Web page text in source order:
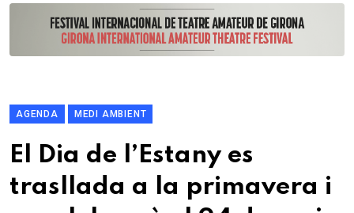
AGENDA MEDI AMBIENT
El Dia de l’Estany es
trasllada a la primavera i